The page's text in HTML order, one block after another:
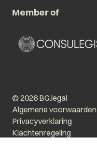
Member of
© 2026 BG.legal
Algemene voorwaarden
Privacyverklaring
Klachtenregeling